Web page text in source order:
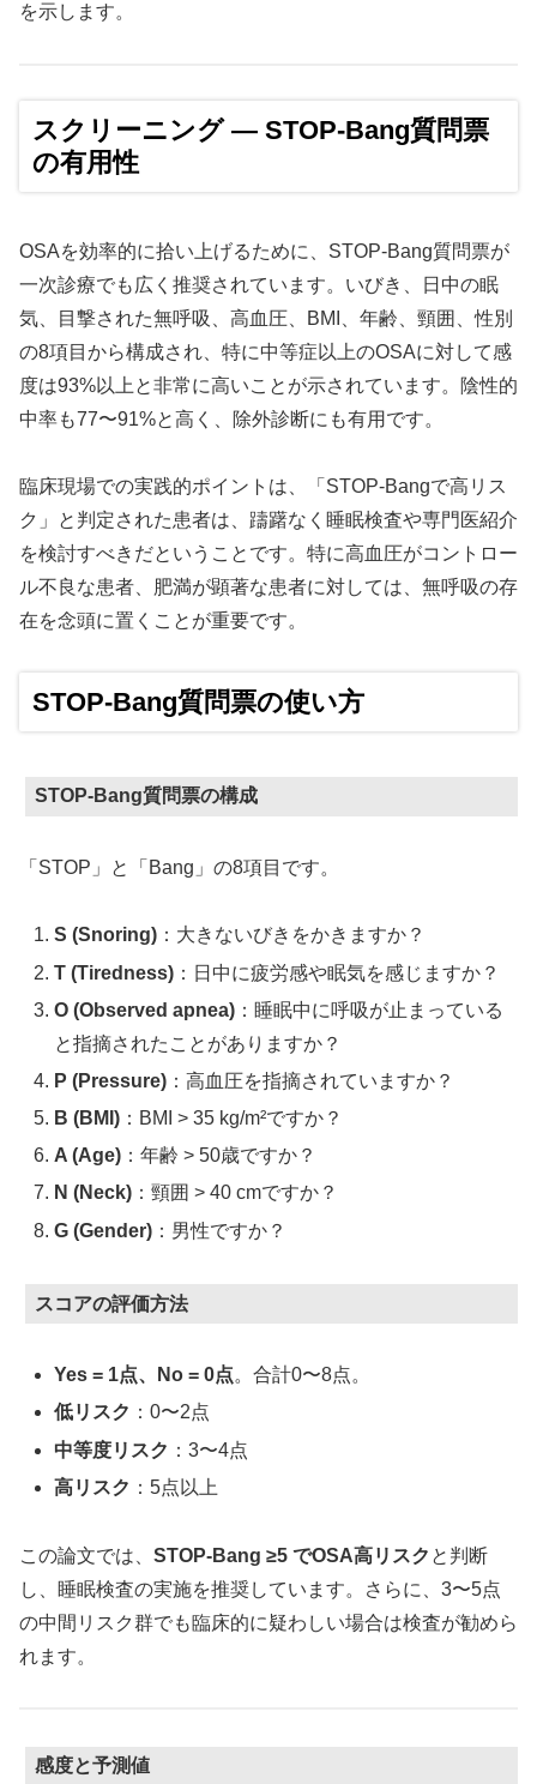
を示します。
スクリーニング ― STOP-Bang質問票
の有用性
OSAを効率的に拾い上げるために、STOP-Bang質問票が
一次診療でも広く推奨されています。いびき、日中の眠
気、目撃された無呼吸、高血圧、BMI、年齢、頸囲、性別
の8項目から構成され、特に中等症以上のOSAに対して感
度は93%以上と非常に高いことが示されています。陰性的
中率も77〜91%と高く、除外診断にも有用です。
臨床現場での実践的ポイントは、「STOP-Bangで高リス
ク」と判定された患者は、躊躇なく睡眠検査や専門医紹介
を検討すべきだということです。特に高血圧がコントロー
ル不良な患者、肥満が顕著な患者に対しては、無呼吸の存
在を念頭に置くことが重要です。
STOP-Bang質問票の使い方
STOP-Bang質問票の構成
「STOP」と「Bang」の8項目です。
S (Snoring) ：大きないびきをかきますか？
T (Tiredness) ：日中に疲労感や眠気を感じますか？
O (Observed apnea) ：睡眠中に呼吸が止まっている
と指摘されたことがありますか？
P (Pressure) ：高血圧を指摘されていますか？
B (BMI) ：BMI > 35 kg/m²ですか？
A (Age) ：年齢 > 50歳ですか？
N (Neck) ：頸囲 > 40 cmですか？
G (Gender) ：男性ですか？
スコアの評価方法
Yes = 1点、No = 0点。合計0〜8点。
低リスク ：0〜2点
中等度リスク ：3〜4点
高リスク ：5点以上
この論文では、 STOP-Bang ≥5 でOSA高リスク と判断
し、睡眠検査の実施を推奨しています。さらに、3〜5点
の中間リスク群でも臨床的に疑わしい場合は検査が勧めら
れます。
感度と予測値